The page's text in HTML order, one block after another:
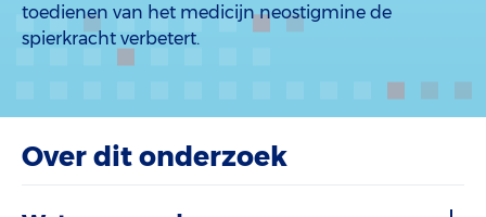
toedienen van het medicijn neostigmine de
spierkracht verbetert.
Over dit onderzoek